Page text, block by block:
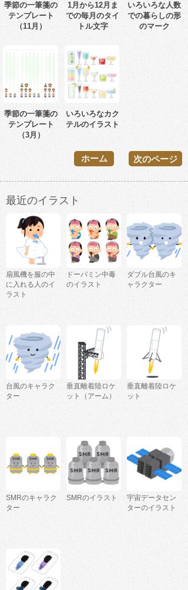
季節の一筆箋の
テンプレート
（11月）
1月から12月ま
での毎月のタイ
トル文字
いろいろな人数
での暮らしの形
のマーク
季節の一筆箋の
テンプレート
（3月）
いろいろなカク
テルのイラスト
次のページ
ホーム
最近のイラスト
扇風機を服の中
に入れる人のイ
ラスト
ドーパミン中毒
のイラスト
ダブル台風のキ
ャラクター
台風のキャラク
ター
垂直離着陸ロケ
ット（アーム）
垂直離着陸ロケ
ット
SMRのキャラク
ター
SMRのイラスト
宇宙データセン
ターのイラスト